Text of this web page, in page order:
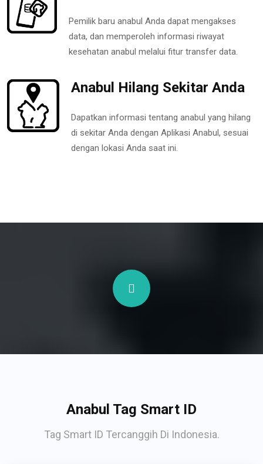
Pemilik baru anabul Anda dapat mengakses
data, dan memperoleh informasi riwayat
kesehatan anabul melalui fitur transfer data.
Anabul Hilang Sekitar Anda
Dapatkan informasi tentang anabul yang hilang
di sekitar Anda dengan Aplikasi Anabul, sesuai
dengan lokasi Anda saat ini.
Anabul Tag Smart ID
Tag Smart ID Tercanggih Di Indonesia.